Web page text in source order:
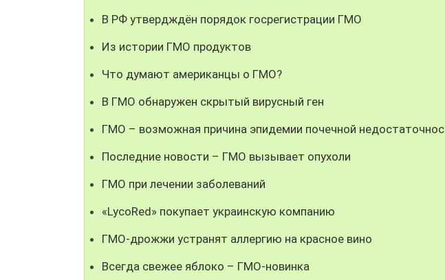
В РФ утвердждён порядок госрегистрации ГМО
Из истории ГМО продуктов
Что думают американцы о ГМО?
В ГМО обнаружен скрытый вирусный ген
ГМО – возможная причина эпидемии почечной
Последние новости – ГМО вызывает опухоли
ГМО при лечении заболеваний
«LycoRed» покупает украинскую компанию
ГМО-дрожжи устранят аллергию на красное вино
Всегда свежее яблоко – ГМО-новинка